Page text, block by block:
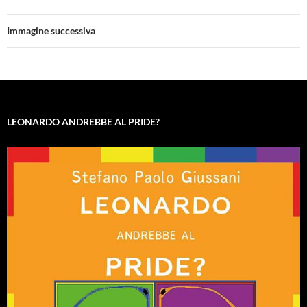
Immagine successiva
LEONARDO ANDREBBE AL PRIDE?